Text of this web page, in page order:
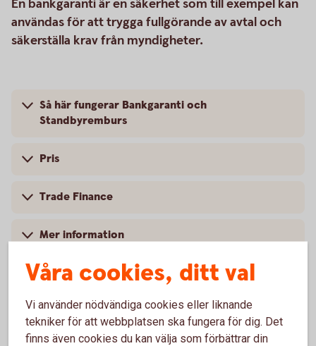
En bankgaranti är en säkerhet som till exempel kan
användas för att trygga fullgörande av avtal och
säkerställa krav från myndigheter.
Så här fungerar Bankgaranti och
Standbyremburs
Pris
Trade Finance
Mer information
Vanliga frågor och svar
Våra cookies, ditt val
Vi använder nödvändiga cookies eller liknande
tekniker för att webbplatsen ska fungera för dig. Det
finns även cookies du kan välja som förbättrar din